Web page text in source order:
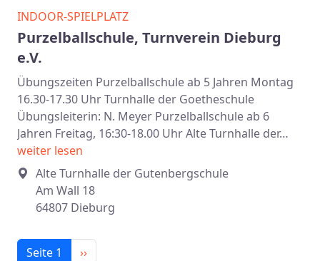
INDOOR-SPIELPLATZ
Purzelballschule, Turnverein Dieburg
e.V.
Übungszeiten Purzelballschule ab 5 Jahren Montag
16.30-17.30 Uhr Turnhalle der Goetheschule
Übungsleiterin: N. Meyer Purzelballschule ab 6
Jahren Freitag, 16:30-18.00 Uhr Alte Turnhalle der…
weiter lesen
Alte Turnhalle der Gutenbergschule
Am Wall 18
64807 Dieburg
Seitennummerierung
Seite 1 Nächste Seite
››